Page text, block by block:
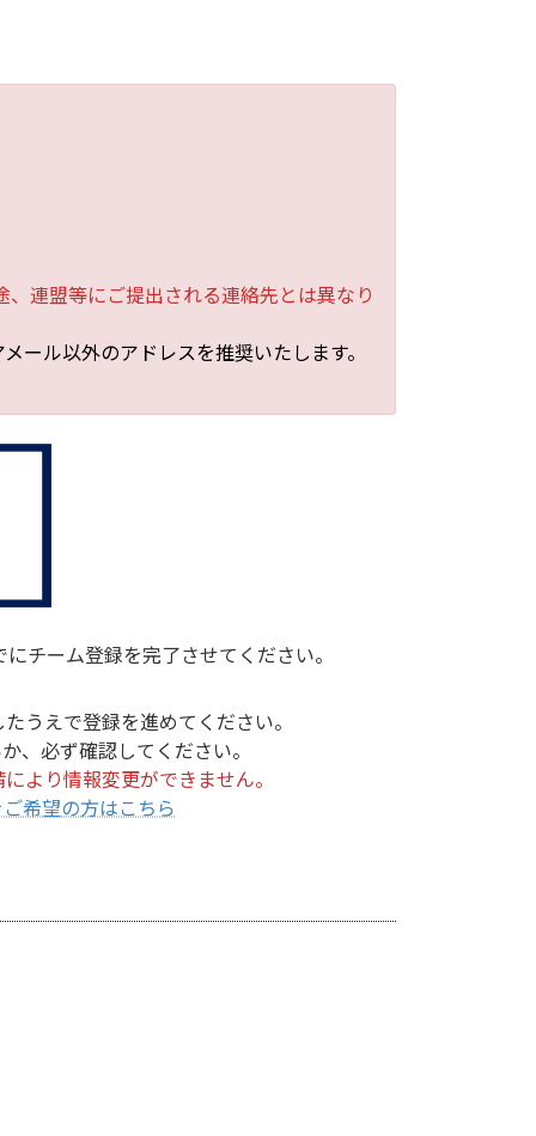
連盟等にご提出される連絡先とは異なり
ール以外のアドレスを推奨いたします。
チーム登録を完了させてください。
うえで登録を進めてください。
、必ず確認してください。
より情報変更ができません。
希望の方はこちら